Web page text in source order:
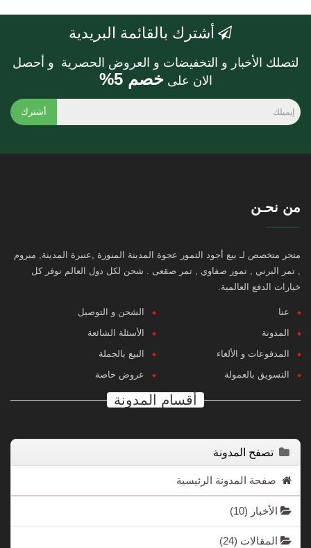
أشترك بالقائمة البريدية
لتصلك الأخبار و التخفيضات و العروض الحصرية و أحصل
الان على خصم 5%
أشترك
من نحـن
متجر متخصص لـ بيع أجود التمور عجوة المدينة المنورة ,عنبرة المدينة, مبروم
, تمر البرني , تمور صفاوي , تمر صقعى . شحن لكل دول العالم نوفر كل
خيارات الدفع العالمية.
عنا
الشحن و التوصيل
المدونة
الأسئلة الشائعة
المدفوعات و الألغاء
البيع بالجملة
التسويق بالعمولة
عروض خاصة
أقسام المدونة
تصفح المدونة
صفحة المدونة الرئيسية
الأخبار (10)
المقالات (24)